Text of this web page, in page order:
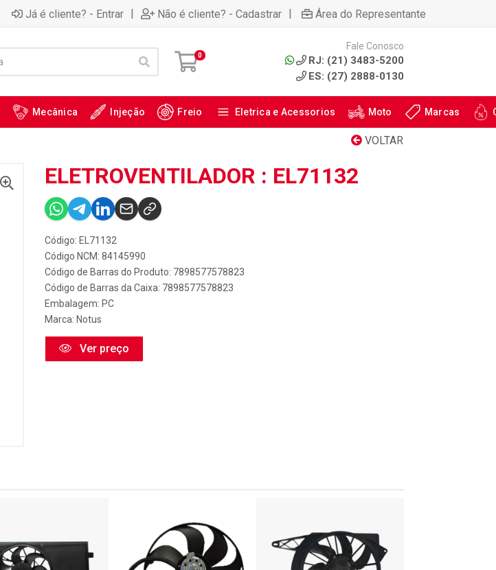
Já é cliente? - Entrar | Não é cliente? - Cadastrar | Área do Representante
0
Fale Conosco
RJ: (21) 3483-5200
ES: (27) 2888-0130
Mecânica Injeção Freio Eletrica e Acessorios Moto Marcas
VOLTAR
ELETROVENTILADOR : EL71132
Código: EL71132
Código NCM: 84145990
Código de Barras do Produto: 7898577578823
Código de Barras da Caixa: 7898577578823
Embalagem: PC
Marca: Notus
Ver preço